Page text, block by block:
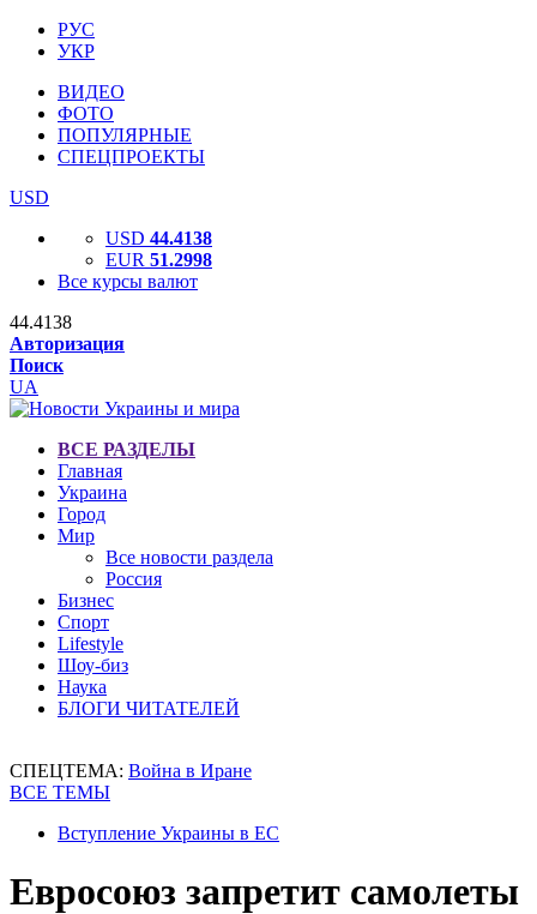
РУС
УКР
ВИДЕО
ФОТО
ПОПУЛЯРНЫЕ
СПЕЦПРОЕКТЫ
USD
USD 44.4138
EUR 51.2998
Все курсы валют
44.4138
Авторизация
Поиск
UA
ВСЕ РАЗДЕЛЫ
Главная
Украина
Город
Мир
Все новости раздела
Россия
Бизнес
Спорт
Lifestyle
Шоу-биз
Наука
БЛОГИ ЧИТАТЕЛЕЙ
СПЕЦТЕМА: Война в Иране
ВСЕ ТЕМЫ
Вступление Украины в ЕС
Евросоюз запретит самолеты